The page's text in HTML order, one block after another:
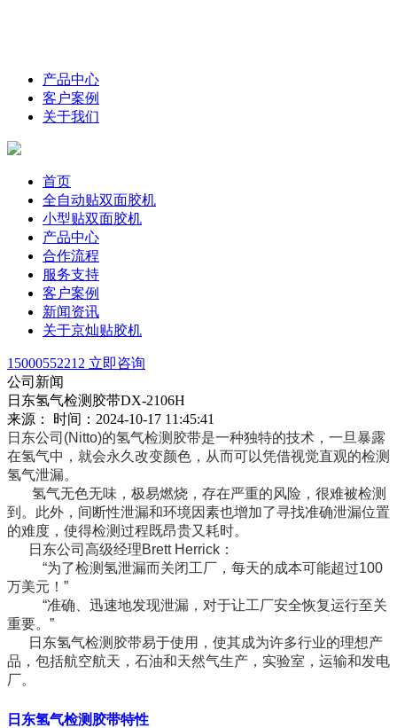
产品中心
客户案例
关于我们
首页
全自动贴双面胶机
小型贴双面胶机
产品中心
合作流程
服务支持
客户案例
新闻资讯
关于京灿贴胶机
15000552212 立即咨询
公司新闻
日东氢气检测胶带DX-2106H
来源： 时间：2024-10-17 11:45:41
日东公司(Nitto)的氢气检测胶带是一种独特的技术，一旦暴露
在氢气中，就会永久改变颜色，从而可以凭借视觉直观的检测
氢气泄漏。
氢气无色无味，极易燃烧，存在严重的风险，很难被检测
到。此外，间断性泄漏和环境因素也增加了寻找准确泄漏位置
的难度，使得检测过程既昂贵又耗时。
日东公司高级经理Brett Herrick：
“为了检测氢泄漏而关闭工厂，每天的成本可能超过100
万美元！”
“准确、迅速地发现泄漏，对于让工厂安全恢复运行至关
重要。”
日东氢气检测胶带易于使用，使其成为许多行业的理想产
品，包括航空航天，石油和天然气生产，实验室，运输和发电
厂。
日东氢气检测胶带特性